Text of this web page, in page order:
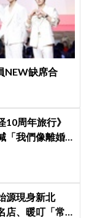
NEW缺席合
10周年旅行》
「我們像離婚
源現身新北
店、暖叮「常